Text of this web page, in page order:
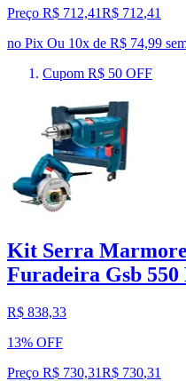
Preço R$ 712,41R$ 712,41
no Pix Ou 10x de R$ 74,99
Cupom R$ 50 OFF
Kit Serra Marmore
Furadeira Gsb 550
R$ 838,33
13% OFF
Preço R$ 730,31R$ 730,31